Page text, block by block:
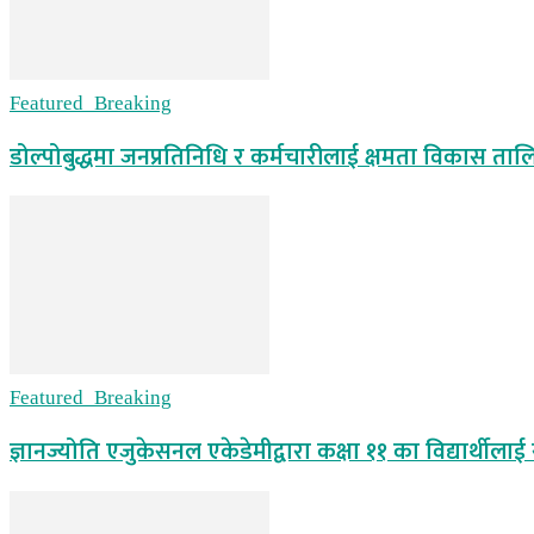
Featured_Breaking
डोल्पोबुद्धमा जनप्रतिनिधि र कर्मचारीलाई क्षमता विकास
Featured_Breaking
ज्ञानज्योति एजुकेसनल एकेडेमीद्वारा कक्षा ११ का